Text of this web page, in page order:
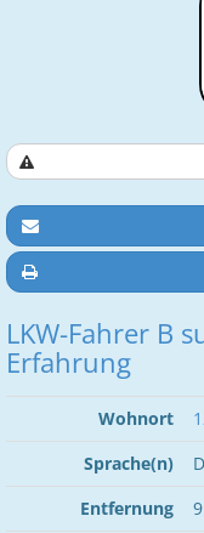
LKW-Fahrer B
Erfahrung
Wohnort
Sprache(n)
Entfernung